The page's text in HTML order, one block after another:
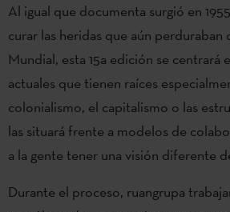
Al igual que documenta surgió en
curar las heridas que aún perduraban
Mundial, esta 15a edición se centrará
actuales que tienen raíces
colonialismo, el capitalismo o las
las situará frente a modelos de
a la gente tener una visión diferente
Durante el proceso, ruangrupa